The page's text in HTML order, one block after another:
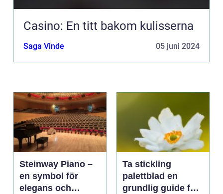
Casino: En titt bakom kulisserna
Saga Vinde 05 juni 2024
Steinway Piano –
en symbol för
elegans och
Ta stickling
palettblad en
grundlig guide för